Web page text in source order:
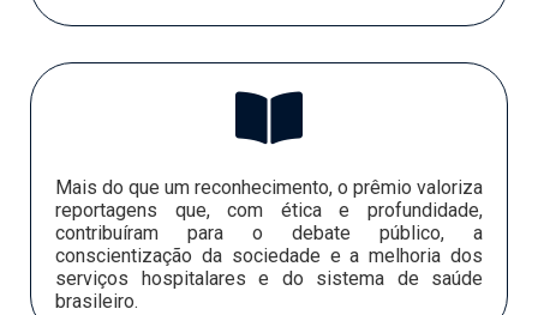
Mais do que um reconhecimento, o prêmio valoriza
reportagens que, com ética e profundidade,
contribuíram para o debate público, a
conscientização da sociedade e a melhoria dos
serviços hospitalares e do sistema de saúde
brasileiro.